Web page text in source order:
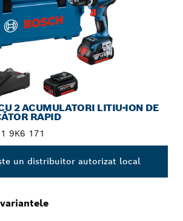
2 ACUMULATORI LITIU-ION DE
RAPID
9K6 171
un distribuitor autorizat local